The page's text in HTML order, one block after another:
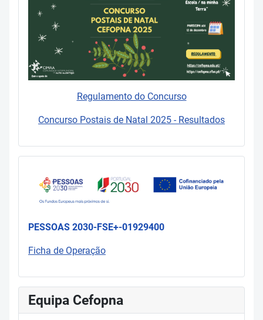
Regulamento do Concurso
Concurso Postais de Natal 2025 - Resultados
PESSOAS 2030-FSE+-01929400
Ficha de Operação
Equipa Cefopna